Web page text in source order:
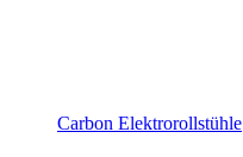
Carbon Elektrorollstühle